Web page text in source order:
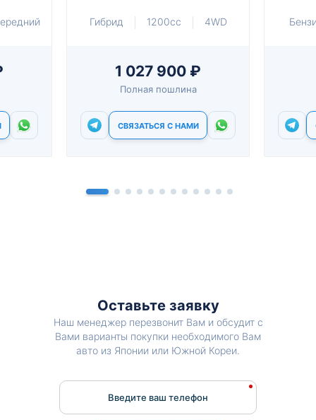
Гибрид 1200cc 4WD
1 027 900 ₽
Полная пошлина
СВЯЗАТЬСЯ С НАМИ
Оставьте заявку
Наш менеджер перезвонит Вам и обсудит с
Вами варианты покупки необходимого Вам
авто из Японии или Южной Кореи.
Введите ваш телефон